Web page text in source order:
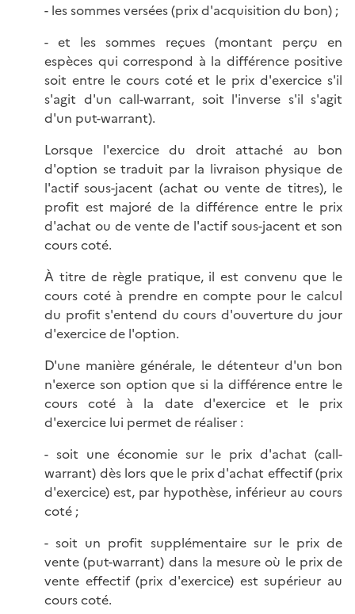
- les sommes versées (prix d'acquisition du bon) ;
- et les sommes reçues (montant perçu en
espèces qui correspond à la différence positive
soit entre le cours coté et le prix d'exercice s'il
s'agit d'un call-warrant, soit l'inverse s'il s'agit
d'un put-warrant).
Lorsque l'exercice du droit attaché au bon
d'option se traduit par la livraison physique de
l'actif sous-jacent (achat ou vente de titres), le
profit est majoré de la différence entre le prix
d'achat ou de vente de l'actif sous-jacent et son
cours coté.
À titre de règle pratique, il est convenu que le
cours coté à prendre en compte pour le calcul
du profit s'entend du cours d'ouverture du jour
d'exercice de l'option.
D'une manière générale, le détenteur d'un bon
n'exerce son option que si la différence entre le
cours coté à la date d'exercice et le prix
d'exercice lui permet de réaliser :
- soit une économie sur le prix d'achat (call-
warrant) dès lors que le prix d'achat effectif (prix
d'exercice) est, par hypothèse, inférieur au cours
coté ;
- soit un profit supplémentaire sur le prix de
vente (put-warrant) dans la mesure où le prix de
vente effectif (prix d'exercice) est supérieur au
cours coté.